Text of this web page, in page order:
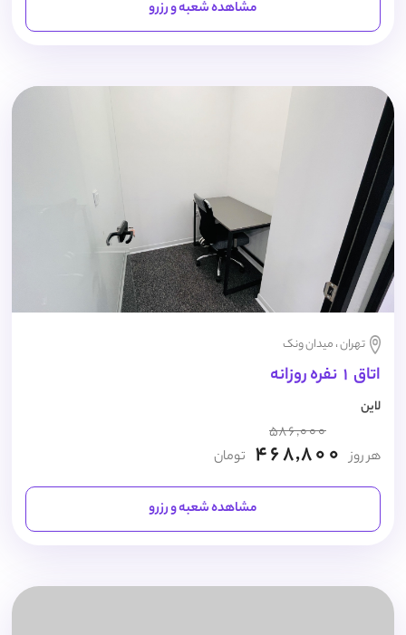
مشاهده شعبه و رزرو
تهران ، میدان ونک
اتاق 1 نفره روزانه
لاین
هر روز
586,000
468,800 تومان
مشاهده شعبه و رزرو